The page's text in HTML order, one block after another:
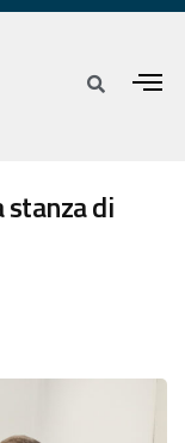
stanza di